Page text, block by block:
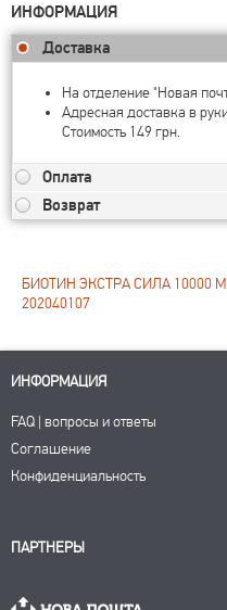
ИНФОРМАЦИЯ
Доставка
На отделение "Новая
Адресная доставка в
Стоимость 149 грн.
Оплата
Возврат
БИОТИН ЭКСТРА СИЛА 10000
202040107
ИНФОРМАЦИЯ
FAQ | вопросы и ответы
Соглашение
Конфиденциальность
ПАРТНЕРЫ